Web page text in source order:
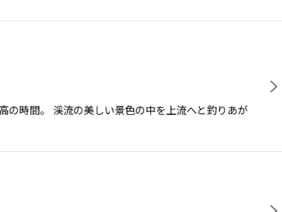
の時間。 渓流の美しい景色の中を上流へと釣りあが